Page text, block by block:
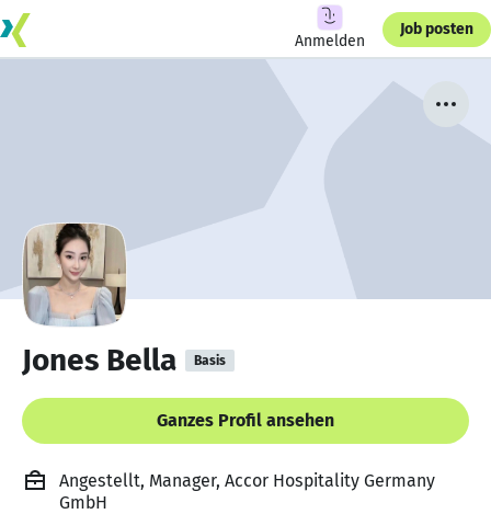
Anmelden
Job posten
Jones Bella Basis
Ganzes Profil ansehen
Angestellt, Manager, Accor Hospitality Germany
GmbH